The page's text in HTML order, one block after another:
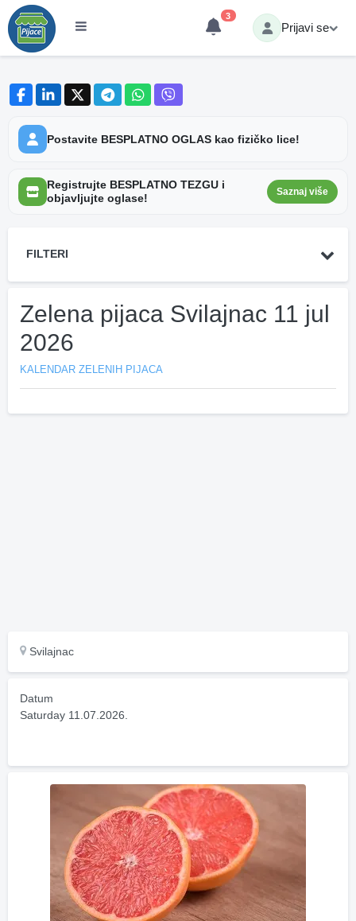
3
Prijavi se
Postavite BESPLATNO OGLAS kao fizičko lice!
Registrujte BESPLATNO TEZGU i
objavljujte oglase!
Saznaj više
FILTERI
Zelena pijaca Svilajnac 11 jul
2026
KALENDAR ZELENIH PIJACA
Svilajnac
Datum
Saturday 11.07.2026.